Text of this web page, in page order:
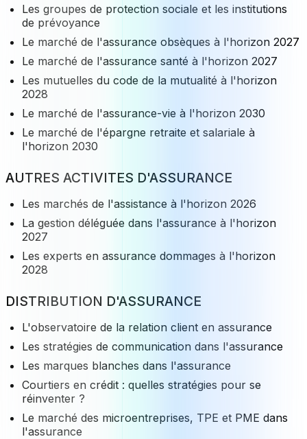
Les groupes de protection sociale et les institutions
de prévoyance
Le marché de l'assurance obsèques à l'horizon 2027
Le marché de l'assurance santé à l'horizon 2027
Les mutuelles du code de la mutualité à l'horizon
2028
Le marché de l'assurance-vie à l'horizon 2030
Le marché de l'épargne retraite et salariale à
l'horizon 2030
AUTRES ACTIVITES D'ASSURANCE
Les marchés de l'assistance à l'horizon 2026
La gestion déléguée dans l'assurance à l'horizon
2027
Les experts en assurance dommages à l'horizon
2028
DISTRIBUTION D'ASSURANCE
L'observatoire de la relation client en assurance
Les stratégies de communication dans l'assurance
Les marques blanches dans l'assurance
Courtiers en crédit : quelles stratégies pour se
réinventer ?
Le marché des microentreprises, TPE et PME dans
l'assurance